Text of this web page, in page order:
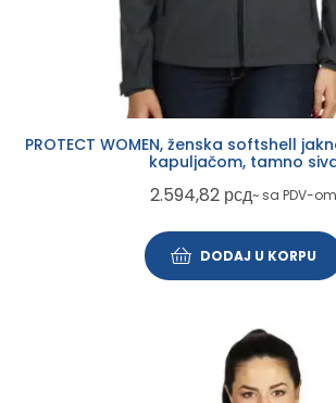
PROTECT WOMEN, ženska softshell
kapuljačom, tamno
2.594,82 рсд~ sa PDV-om
DODAJ U KORPU